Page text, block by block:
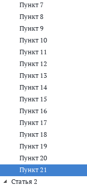
Пункт 7
Пункт 8
Пункт 9
Пункт 10
Пункт 11
Пункт 12
Пункт 13
Пункт 14
Пункт 15
Пункт 16
Пункт 17
Пункт 18
Пункт 19
Пункт 20
Пункт 21
Статья 2